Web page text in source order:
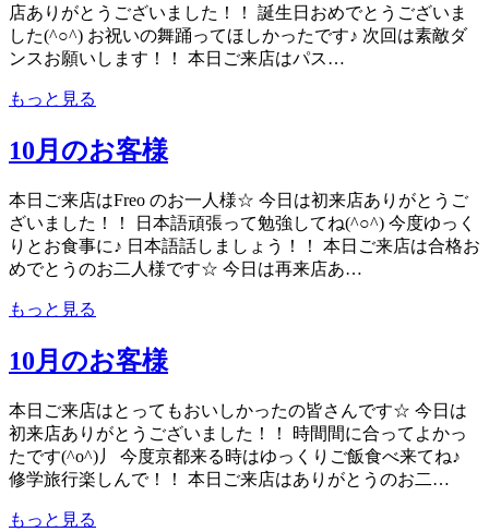
店ありがとうございました！！ 誕生日おめでとうございま
した(^○^) お祝いの舞踊ってほしかったです♪ 次回は素敵ダ
ンスお願いします！！ 本日ご来店はパス…
もっと見る
10月のお客様
本日ご来店はFreo のお一人様☆ 今日は初来店ありがとうご
ざいました！！ 日本語頑張って勉強してね(^○^) 今度ゆっく
りとお食事に♪ 日本語話しましょう！！ 本日ご来店は合格お
めでとうのお二人様です☆ 今日は再来店あ…
もっと見る
10月のお客様
本日ご来店はとってもおいしかったの皆さんです☆ 今日は
初来店ありがとうございました！！ 時間間に合ってよかっ
たです(^o^)丿 今度京都来る時はゆっくりご飯食べ来てね♪
修学旅行楽しんで！！ 本日ご来店はありがとうのお二…
もっと見る